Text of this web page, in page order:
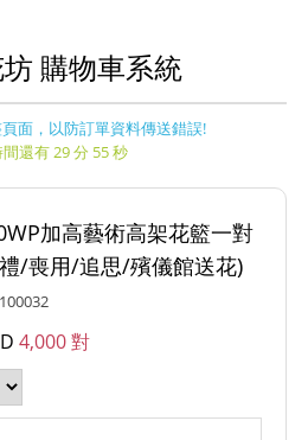
購物車系統
面，以防訂單資料傳送錯誤!
還有 29 分 55 秒
加高藝術高架花籃一對
/喪用/追思/殯儀館送花)
4,000 對